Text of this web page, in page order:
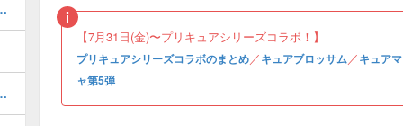
【7月31日(金)〜プリキュアシリーズコラボ！】
プリキュアシリーズコラボのまとめ／キュアブロッサム／キュア
ャ第5弾
ル・ステータス
・ステータス